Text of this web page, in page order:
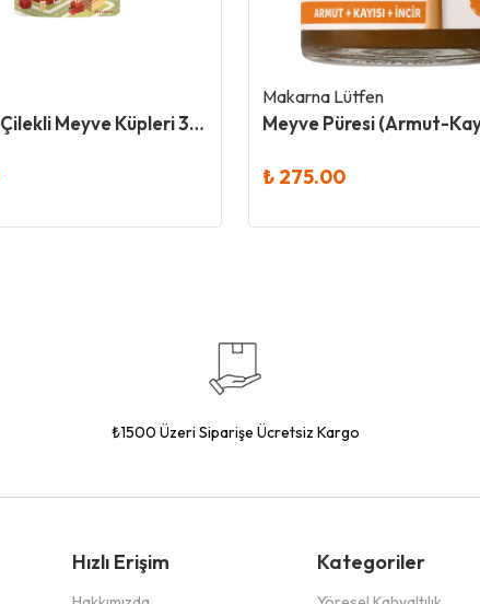
Organik Çilekli Meyve Küpleri 30 Gr - Og
Makarna Lütfen
₺ 275.00
₺1500 Üzeri Siparişe Ücretsiz Kargo
Hızlı Erişim Kategoriler